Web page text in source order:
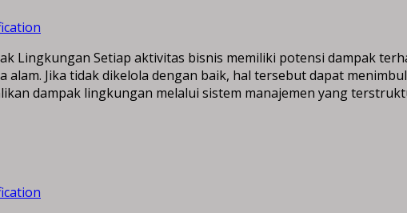
Lingkungan Setiap aktivitas bisnis memiliki potensi dampak
alam. Jika tidak dikelola dengan baik, hal tersebut dapat
dampak lingkungan melalui sistem manajemen yang